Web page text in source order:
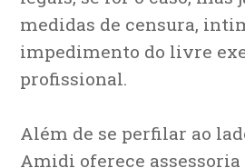
medidas de censura,
impedimento do livre
profissional.
Além de se perfilar ao
Amidi oferece